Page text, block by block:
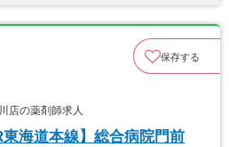
保存する
店の薬剤師求人
東海道本線】総合病院門前